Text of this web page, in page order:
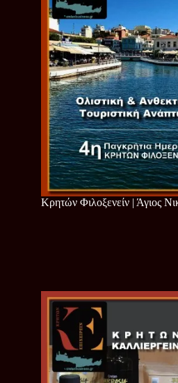
Κρητών Φιλοξενείν | Άγιος